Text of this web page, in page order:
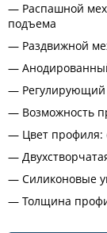
Распашной
подъема
Раздвижной
Возможность
Цвет профиля:
Силиконовые
Толщина